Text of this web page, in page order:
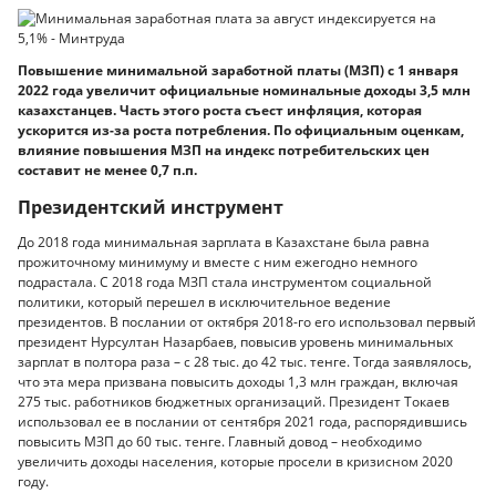
Повышение минимальной заработной платы (МЗП) с 1 января
2022 года увеличит официальные номинальные доходы 3,5 млн
казахстанцев. Часть этого роста съест инфляция, которая
ускорится из-за роста потребления. По официальным оценкам,
влияние повышения МЗП на индекс потребительских цен
составит не менее 0,7 п.п.
Президентский инструмент
До 2018 года минимальная зарплата в Казахстане была равна
прожиточному миниму­му и вместе с ним ежегодно немного
подрастала. С 2018 года МЗП стала инструментом социальной
политики, который перешел в исключительное ведение
президентов. В послании от октября 2018-го его использовал первый
президент Нурсултан Назарбаев, повысив уровень минимальных
зарплат в полтора раза – с 28 тыс. до 42 тыс. тенге. Тогда заявлялось,
что эта мера призвана повысить доходы 1,3 млн граждан, включая
275 тыс. работников бюджетных организаций. Президент Токаев
использовал ее в послании от сентября 2021 года, распорядившись
повысить МЗП до 60 тыс. тенге. Главный довод – необходимо
увеличить доходы населения, которые просели в кризисном 2020
году.